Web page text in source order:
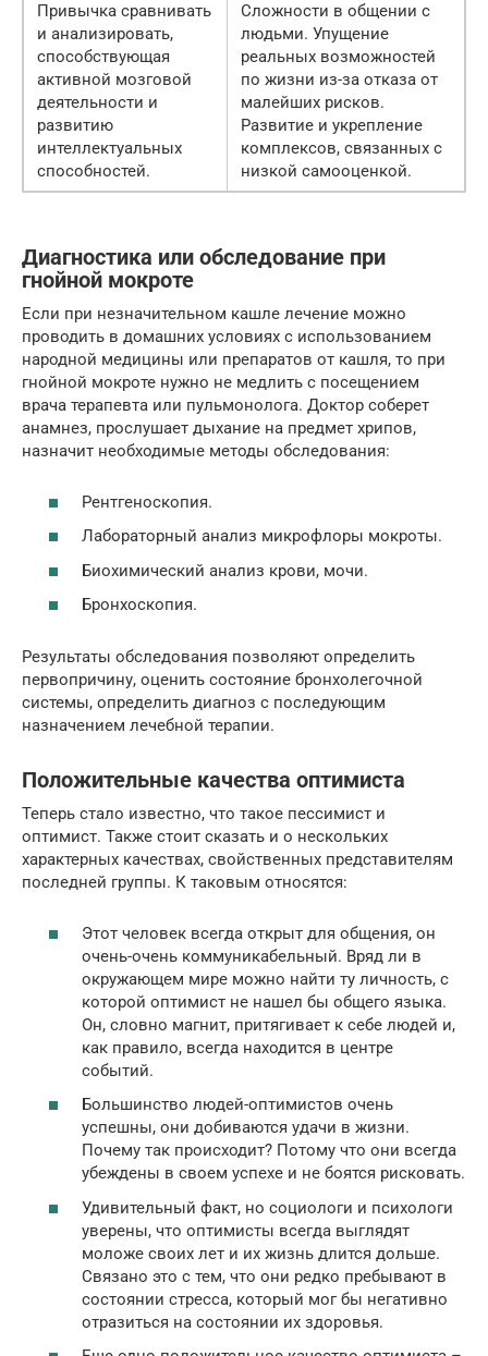
Привычка сравнивать
и анализировать,
способствующая
активной мозговой
деятельности и
развитию
интеллектуальных
способностей.
Сложности в общении с
людьми. Упущение
реальных возможностей
по жизни из-за отказа от
малейших рисков.
Развитие и укрепление
комплексов, связанных с
низкой самооценкой.
Диагностика или обследование при
гнойной мокроте
Если при незначительном кашле лечение можно
проводить в домашних условиях с использованием
народной медицины или препаратов от кашля, то при
гнойной мокроте нужно не медлить с посещением
врача терапевта или пульмонолога. Доктор соберет
анамнез, прослушает дыхание на предмет хрипов,
назначит необходимые методы обследования:
Рентгеноскопия.
Лабораторный анализ микрофлоры мокроты.
Биохимический анализ крови, мочи.
Бронхоскопия.
Результаты обследования позволяют определить
первопричину, оценить состояние бронхолегочной
системы, определить диагноз с последующим
назначением лечебной терапии.
Положительные качества оптимиста
Теперь стало известно, что такое пессимист и
оптимист. Также стоит сказать и о нескольких
характерных качествах, свойственных представителям
последней группы. К таковым относятся:
Этот человек всегда открыт для общения, он
очень-очень коммуникабельный. Вряд ли в
окружающем мире можно найти ту личность, с
которой оптимист не нашел бы общего языка.
Он, словно магнит, притягивает к себе людей и,
как правило, всегда находится в центре
событий.
Большинство людей-оптимистов очень
успешны, они добиваются удачи в жизни.
Почему так происходит? Потому что они всегда
убеждены в своем успехе и не боятся рисковать.
Удивительный факт, но социологи и психологи
уверены, что оптимисты всегда выглядят
моложе своих лет и их жизнь длится дольше.
Связано это с тем, что они редко пребывают в
состоянии стресса, который мог бы негативно
отразиться на состоянии их здоровья.